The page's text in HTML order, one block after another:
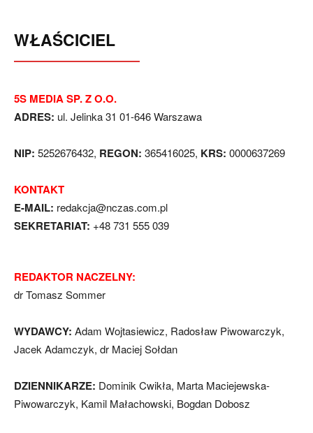
WŁAŚCICIEL
5S MEDIA SP. Z O.O.
ADRES: ul. Jelinka 31 01-646 Warszawa
NIP: 5252676432, REGON: 365416025, KRS: 0000637269
KONTAKT
E-MAIL: redakcja@nczas.com.pl
SEKRETARIAT: +48 731 555 039
REDAKTOR NACZELNY:
dr Tomasz Sommer
WYDAWCY: Adam Wojtasiewicz, Radosław Piwowarczyk,
Jacek Adamczyk, dr Maciej Sołdan
DZIENNIKARZE: Dominik Cwikła, Marta Maciejewska-
Piwowarczyk, Kamil Małachowski, Bogdan Dobosz